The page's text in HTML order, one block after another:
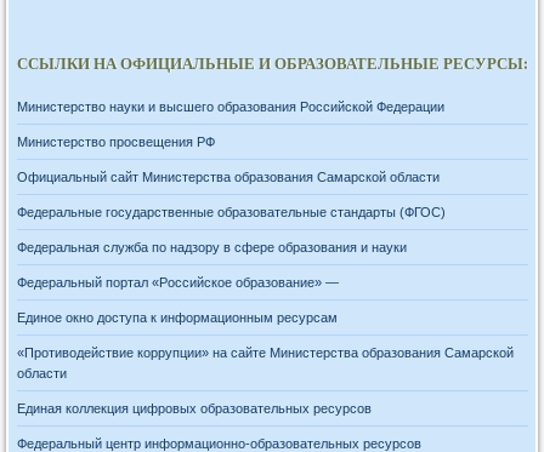
ССЫЛКИ НА ОФИЦИАЛЬНЫЕ И ОБРАЗОВАТЕЛЬНЫЕ РЕСУРСЫ:
Министерство науки и высшего образования Российской Федерации
Министерство просвещения РФ
Официальный сайт Министерства образования Самарской области
Федеральные государственные образовательные стандарты (ФГОС)
Федеральная служба по надзору в сфере образования и науки
Федеральный портал «Российское образование» —
Единое окно доступа к информационным ресурсам
«Противодействие коррупции» на сайте Министерства образования Самарской
области
Единая коллекция цифровых образовательных ресурсов
Федеральный центр информационно-образовательных ресурсов